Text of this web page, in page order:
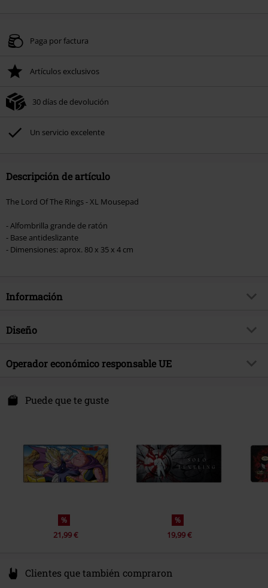
Paga por factura
Artículos exclusivos
30 días de devolución
Un servicio excelente
Descripción de artículo
The Lord Of The Rings - XL Mousepad
- Alfombrilla grande de ratón
- Base antideslizante
- Dimensiones: aprox. 80 x 35 x 4 cm
Información
Artículo no.
tema producto
Fan merch, Película, Regalos
Fecha de lanzamiento
Diseño
Tipo de producto
Almohadilla Del Ratón
Operador económico responsable UE
Pg. El Vadillo C/Santo Domingo 31
18600 Montril -GRANADA-
Puede que te guste
%
21,99 €
%
19,99 €
Clientes que también compraron